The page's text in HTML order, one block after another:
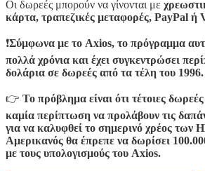
Οι δωρεές μπορούν να γίνονται με
κάρτα, τραπεζικές μεταφορές, PayPal ή
❗️Σύμφωνα με το Axios, το πρόγραμμα
πολλά χρόνια και έχει συγκεντρώσει
δολάρια σε δωρεές από τα τέλη του 1996.
👉 Το πρόβλημα είναι ότι τέτοιες
καμία περίπτωση να προλάβουν τις
για να καλυφθεί το σημερινό χρέος των
Αμερικανός θα έπρεπε να δωρίσει
με τους υπολογισμούς του Axios.